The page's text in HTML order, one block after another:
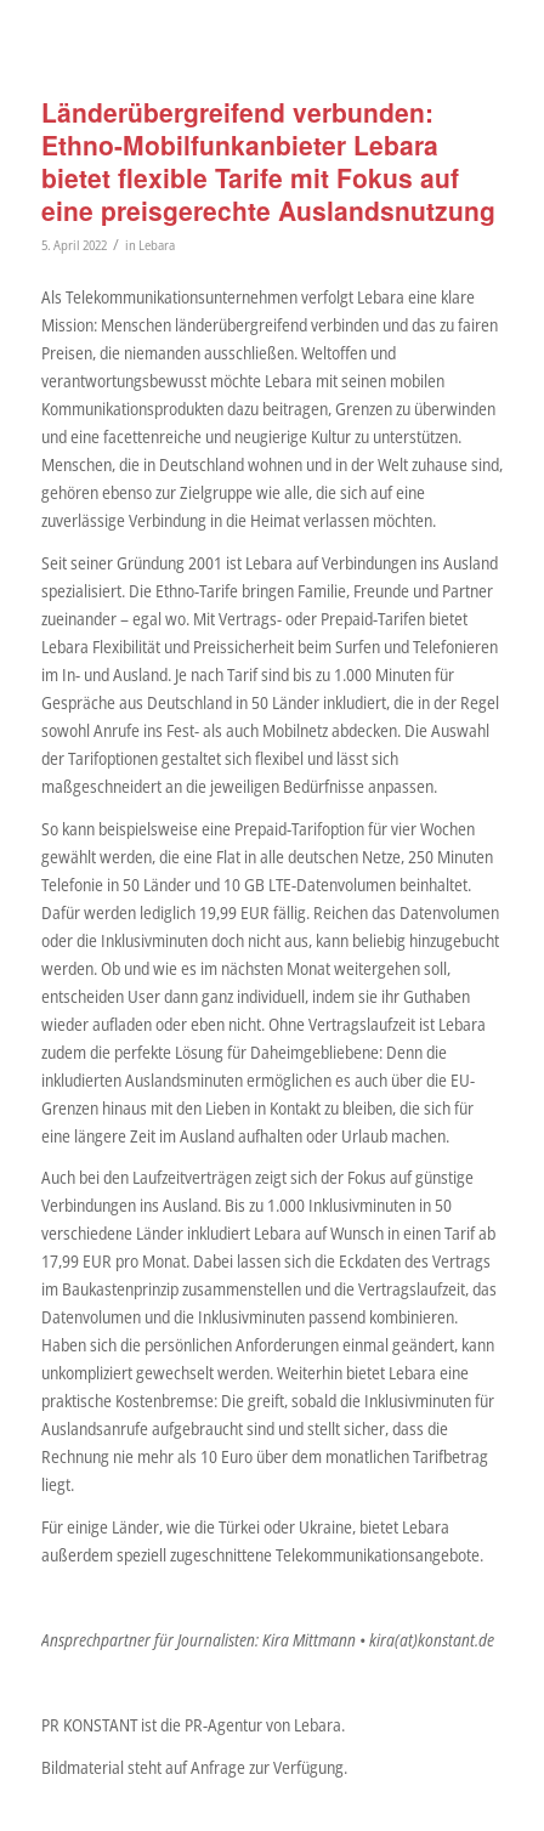
Länderübergreifend verbunden:
Ethno-Mobilfunkanbieter Lebara
bietet flexible Tarife mit Fokus auf
eine preisgerechte Auslandsnutzung
5. April 2022 / in Lebara
Als Telekommunikationsunternehmen verfolgt Lebara eine klare
Mission: Menschen länderübergreifend verbinden und das zu fairen
Preisen, die niemanden ausschließen. Weltoffen und
verantwortungsbewusst möchte Lebara mit seinen mobilen
Kommunikationsprodukten dazu beitragen, Grenzen zu überwinden
und eine facettenreiche und neugierige Kultur zu unterstützen.
Menschen, die in Deutschland wohnen und in der Welt zuhause sind,
gehören ebenso zur Zielgruppe wie alle, die sich auf eine
zuverlässige Verbindung in die Heimat verlassen möchten.
Seit seiner Gründung 2001 ist Lebara auf Verbindungen ins Ausland
spezialisiert. Die Ethno-Tarife bringen Familie, Freunde und Partner
zueinander – egal wo. Mit Vertrags- oder Prepaid-Tarifen bietet
Lebara Flexibilität und Preissicherheit beim Surfen und Telefonieren
im In- und Ausland. Je nach Tarif sind bis zu 1.000 Minuten für
Gespräche aus Deutschland in 50 Länder inkludiert, die in der Regel
sowohl Anrufe ins Fest- als auch Mobilnetz abdecken. Die Auswahl
der Tarifoptionen gestaltet sich flexibel und lässt sich
maßgeschneidert an die jeweiligen Bedürfnisse anpassen.
So kann beispielsweise eine Prepaid-Tarifoption für vier Wochen
gewählt werden, die eine Flat in alle deutschen Netze, 250 Minuten
Telefonie in 50 Länder und 10 GB LTE-Datenvolumen beinhaltet.
Dafür werden lediglich 19,99 EUR fällig. Reichen das Datenvolumen
oder die Inklusivminuten doch nicht aus, kann beliebig hinzugebucht
werden. Ob und wie es im nächsten Monat weitergehen soll,
entscheiden User dann ganz individuell, indem sie ihr Guthaben
wieder aufladen oder eben nicht. Ohne Vertragslaufzeit ist Lebara
zudem die perfekte Lösung für Daheimgebliebene: Denn die
inkludierten Auslandsminuten ermöglichen es auch über die EU-
Grenzen hinaus mit den Lieben in Kontakt zu bleiben, die sich für
eine längere Zeit im Ausland aufhalten oder Urlaub machen.
Auch bei den Laufzeitverträgen zeigt sich der Fokus auf günstige
Verbindungen ins Ausland. Bis zu 1.000 Inklusivminuten in 50
verschiedene Länder inkludiert Lebara auf Wunsch in einen Tarif ab
17,99 EUR pro Monat. Dabei lassen sich die Eckdaten des Vertrags
im Baukastenprinzip zusammenstellen und die Vertragslaufzeit, das
Datenvolumen und die Inklusivminuten passend kombinieren.
Haben sich die persönlichen Anforderungen einmal geändert, kann
unkompliziert gewechselt werden. Weiterhin bietet Lebara eine
praktische Kostenbremse: Die greift, sobald die Inklusivminuten für
Auslandsanrufe aufgebraucht sind und stellt sicher, dass die
Rechnung nie mehr als 10 Euro über dem monatlichen Tarifbetrag
liegt.
Für einige Länder, wie die Türkei oder Ukraine, bietet Lebara
außerdem speziell zugeschnittene Telekommunikationsangebote.
Ansprechpartner für Journalisten: Kira Mittmann • kira(at)konstant.de
PR KONSTANT ist die PR-Agentur von Lebara.
Bildmaterial steht auf Anfrage zur Verfügung.